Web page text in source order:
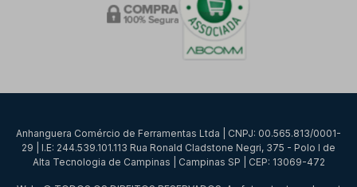
Anhanguera Comércio de Ferramentas Ltda | CNPJ: 00.565.813/0001-
29 | I.E: 244.539.101.113 Rua Ronald Cladstone Negri, 375 - Polo I de
Alta Tecnologia de Campinas | Campinas SP | CEP: 13069-472